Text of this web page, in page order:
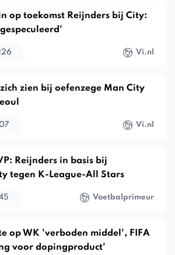
op toekomst Reijnders bij City:
Vi.nl
zien bij oefenzege Man City
Vi.nl
Reijnders in basis bij
tegen K-League-All Stars
Voetbalprimeur
op WK 'verboden middel', FIFA
voor dopingproduct'